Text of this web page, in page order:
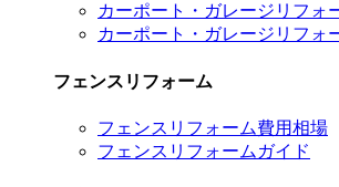
カーポート・ガレージリフォ
カーポート・ガレージリフォ
フェンスリフォーム
フェンスリフォーム費用相場
フェンスリフォームガイド